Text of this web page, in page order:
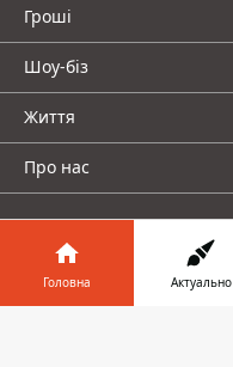
Гроші
Шоу-біз
Життя
Про нас
Головна Актуально